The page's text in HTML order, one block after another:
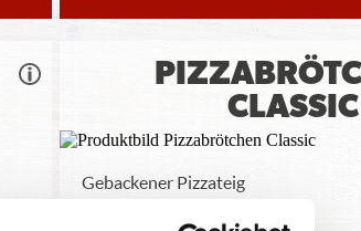
CLASSIC
Gebackener Pizzateig